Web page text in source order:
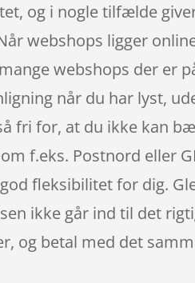
og i nogle tilfælde
webshops ligger
webshops der er
når du har lyst,
fri for, at du ikke kan
f.eks. Postnord eller
fleksibilitet for dig.
ikke går ind til det
og betal med det